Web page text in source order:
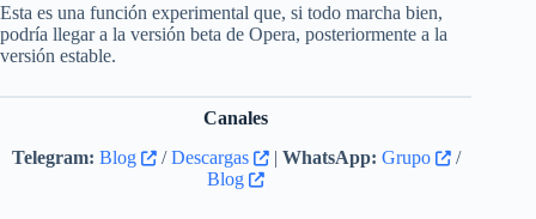
Esta es una función experimental que, si todo marcha bien,
podría llegar a la versión beta de Opera, posteriormente a la
versión estable.
Canales
Telegram: Blog /Descargas | WhatsApp: Grupo
/
Blog